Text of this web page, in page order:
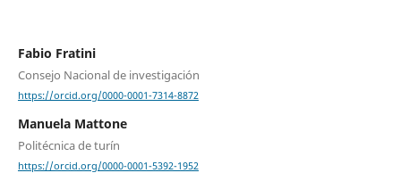
Fabio Fratini
Consejo Nacional de investigación
https://orcid.org/0000-0001-7314-8872
Manuela Mattone
Politécnica de turín
https://orcid.org/0000-0001-5392-1952